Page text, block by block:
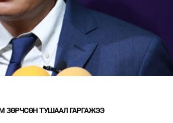
ЗӨРЧСӨН ТУШААЛ ГАРГАЖЭЭ